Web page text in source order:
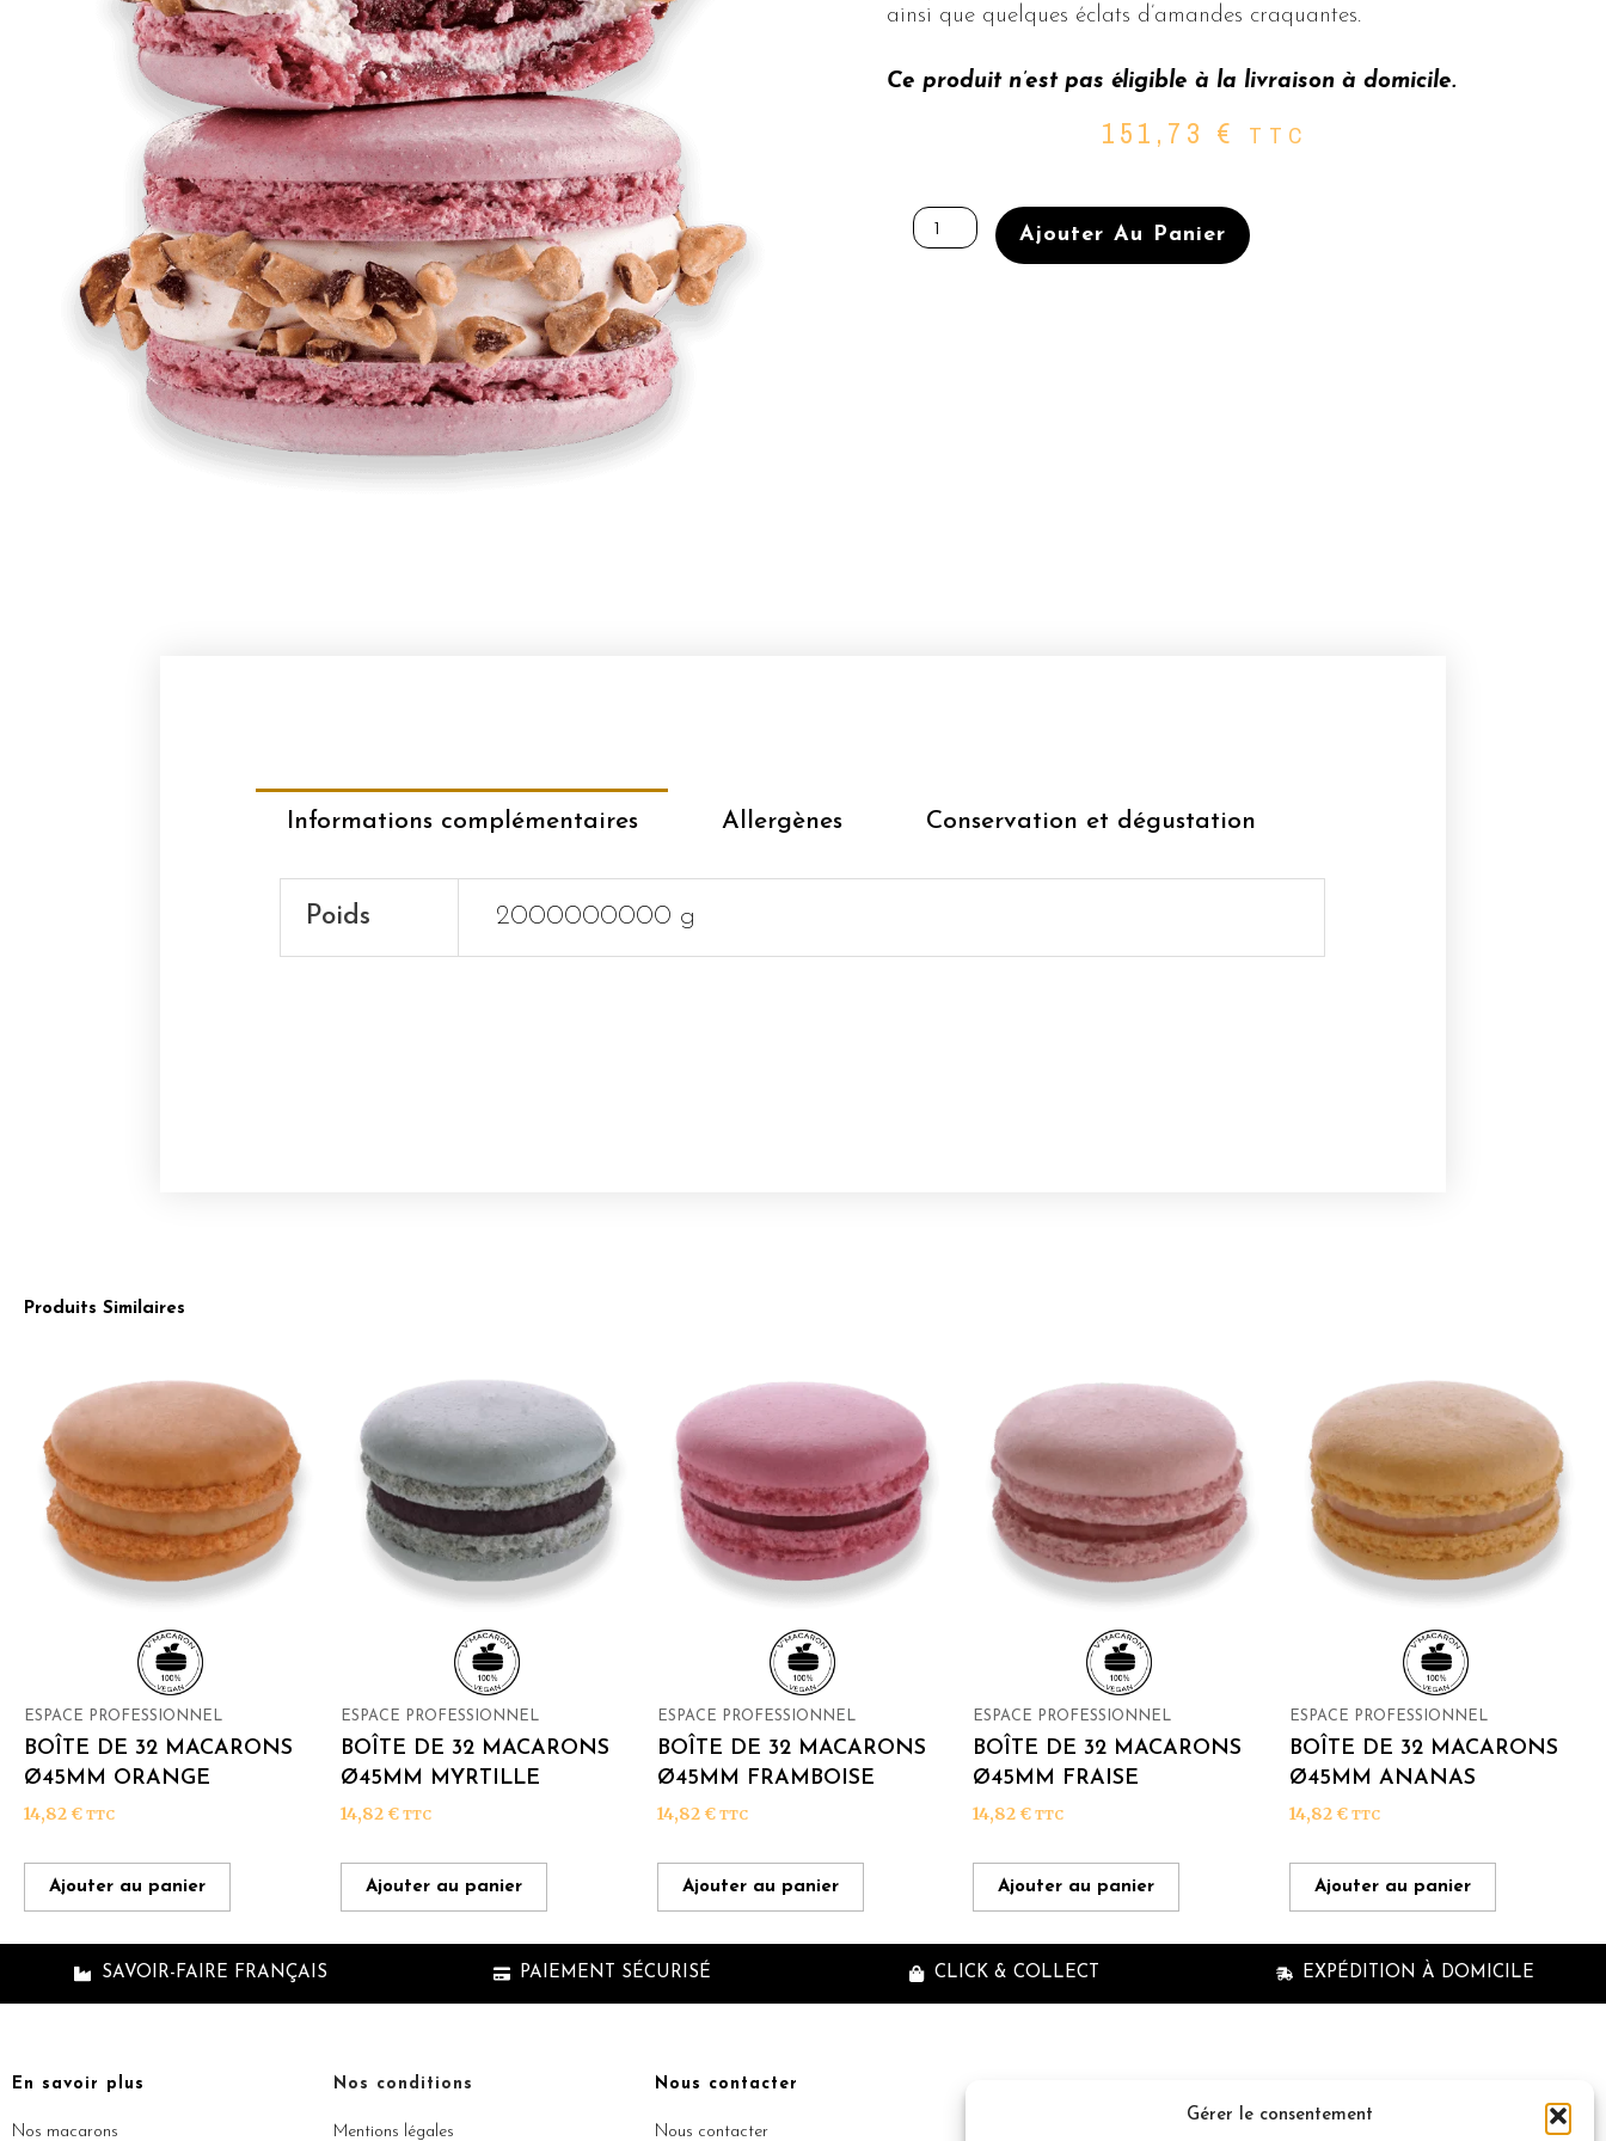
Gérer le consentement
ainsi que quelques éclats d’amandes craquantes.
Ce produit n’est pas éligible à la livraison à domicile.
151,73 € TTC
de
Framboise
Ajouter Au Panier
Informations complémentaires Allergènes Conservation et dégustation
Poids 2000000000 g
Produits Similaires
ESPACE PROFESSIONNEL
BOÎTE DE 32 MACARONS
Ø45MM ORANGE
14,82 € TTC
Ajouter au panier
ESPACE PROFESSIONNEL
BOÎTE DE 32 MACARONS
Ø45MM MYRTILLE
14,82 € TTC
Ajouter au panier
ESPACE PROFESSIONNEL
BOÎTE DE 32 MACARONS
Ø45MM FRAMBOISE
14,82 € TTC
Ajouter au panier
ESPACE PROFESSIONNEL
BOÎTE DE 32 MACARONS
Ø45MM FRAISE
14,82 € TTC
Ajouter au panier
ESPACE PROFESSIONNEL
BOÎTE DE 32 MACARONS
Ø45MM ANANAS
14,82 € TTC
Ajouter au panier
SAVOIR-FAIRE FRANÇAIS PAIEMENT SÉCURISÉ CLICK & COLLECT EXPÉDITION À DOMICILE
En savoir plus
Nos macarons
Nos conditions
Mentions légales
Nous contacter
Nous contacter